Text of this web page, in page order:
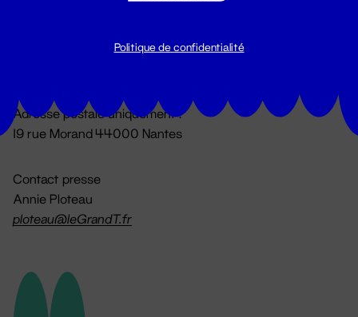
Du lundi au vendredi 14h → 18h
Adresse postale uniquement :
19 rue Morand 44000 Nantes
Contact presse
Annie Ploteau
ploteau@leGrandT.fr
Politique de confidentialité